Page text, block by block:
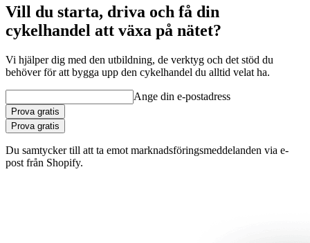
Vill du starta, driva och få din
cykelhandel att växa på nätet?
Vi hjälper dig med den utbildning, de verktyg och det stöd du
behöver för att bygga upp den cykelhandel du alltid velat ha.
Ange din e-postadress
Prova gratis
Prova gratis
Du samtycker till att ta emot marknadsföringsmeddelanden via e-
post från Shopify.